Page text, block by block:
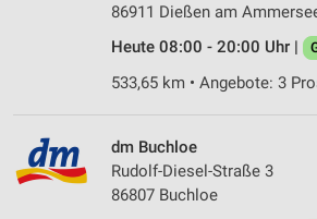
86911 Dießen am
Heute 08:00 - 20:00 Uhr |
533,65 km • Angebote: 3
dm Buchloe
Rudolf-Diesel-Straße 3
86807 Buchloe